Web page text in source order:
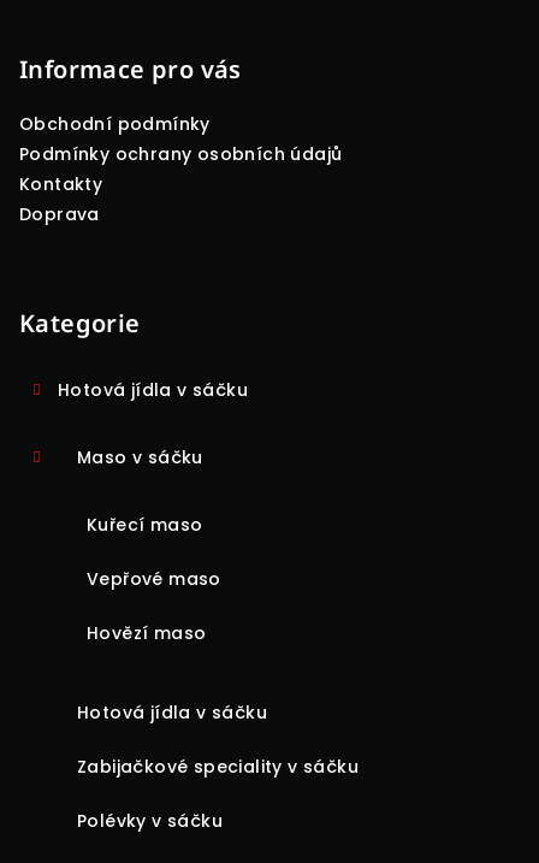
Informace pro vás
Obchodní podmínky
Podmínky ochrany osobních údajů
Kontakty
Doprava
Kategorie
Hotová jídla v sáčku
Maso v sáčku
Kuřecí maso
Vepřové maso
Hovězí maso
Hotová jídla v sáčku
Zabijačkové speciality v sáčku
Polévky v sáčku